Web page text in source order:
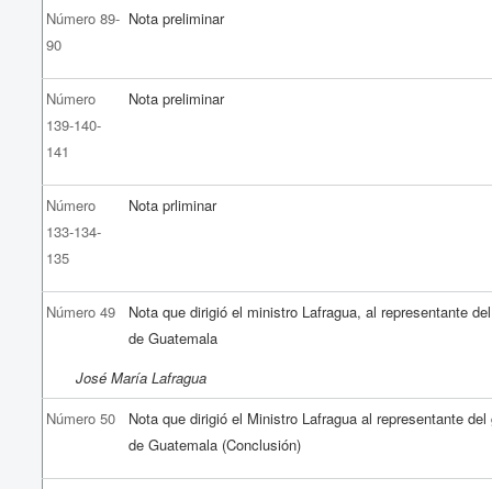
Número 89-
90
Nota preliminar
Número
139-140-
141
Nota preliminar
Número
133-134-
135
Nota prliminar
Número 49
Nota que dirigió el ministro Lafragua, al representante
de Guatemala
José María Lafragua
Número 50
Nota que dirigió el Ministro Lafragua al representante del
de Guatemala (Conclusión)